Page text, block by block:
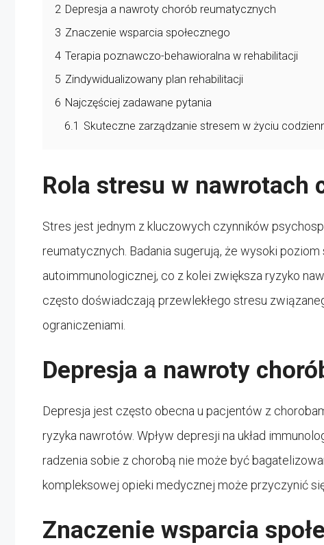
2 Depresja a nawroty chorób reumatycznych
3 Znaczenie wsparcia społecznego
4 Terapia poznawczo-behawioralna w rehabilitacji
5 Zindywidualizowany plan rehabilitacji
6 Najczęściej zadawane pytania
6.1 Skuteczne zarządzanie stresem w życiu
Rola stresu w nawrotach
Stres jest jednym z kluczowych czynników
reumatycznych. Badania sugerują, że wysoki
autoimmunologicznej, co z kolei zwiększa ryzyko
często doświadczają przewlekłego stresu
ograniczeniami.
Depresja a nawroty
Depresja jest często obecna u pacjentów z
ryzyka nawrotów. Wpływ depresji na układ
radzenia sobie z chorobą nie może być
kompleksowej opieki medycznej może przyczynić
Znaczenie wsparcia